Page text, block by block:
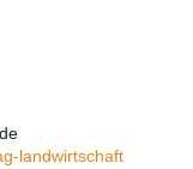
landwirtschaft